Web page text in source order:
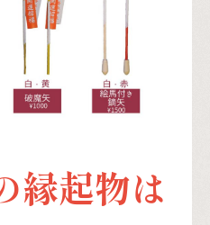
縁起物は